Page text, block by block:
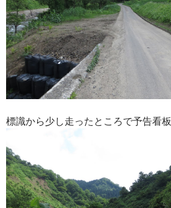
標識から少し走ったところで予告看板